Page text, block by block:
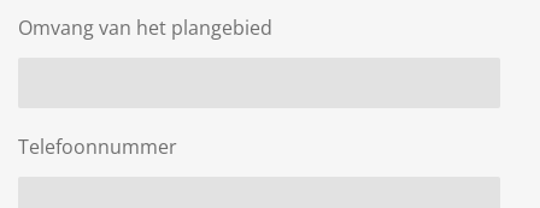
Omvang van het plangebied
Telefoonnummer